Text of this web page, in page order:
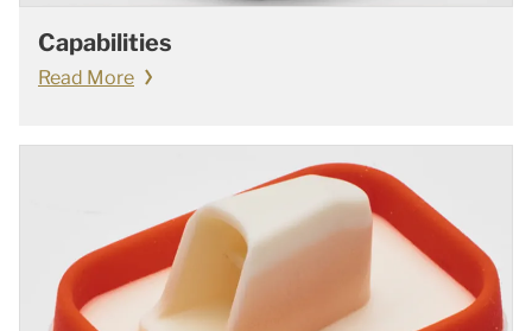
Capabilities
Read More